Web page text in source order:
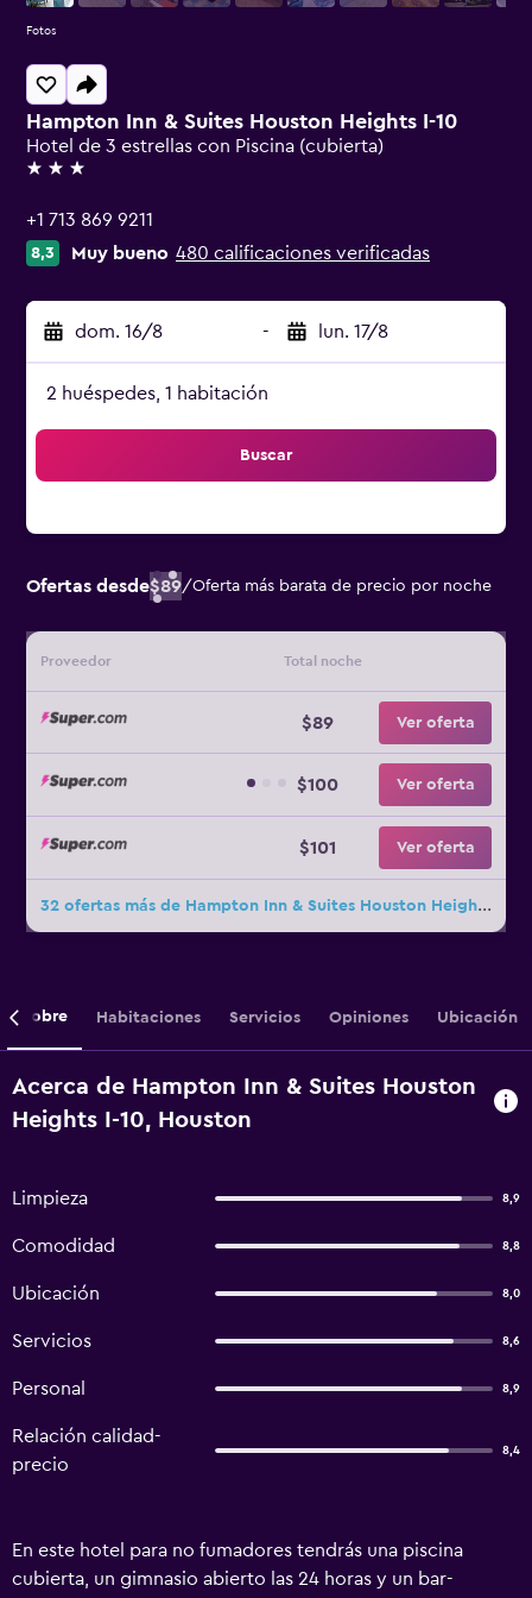
Hampton Inn & Suites Houston Heights I-10
Hotel de 3 estrellas con Piscina (cubierta)
3 estrellas
+1 713 869 9211
8,3 Muy bueno 480 calificaciones verificadas
dom. 16/8 - lun. 17/8
2 huéspedes, 1 habitación
Buscar
Ofertas desde$89/Oferta más barata de precio por noche
Proveedor Total noche
$89 Ver oferta
$100 Ver oferta
$101 Ver oferta
32 ofertas más de Hampton Inn & Suites Houston Heights I-10
Fotos
Sobre Habitaciones Servicios Opiniones Ubicación
Acerca de Hampton Inn & Suites Houston
Heights I-10, Houston
Limpieza 8,9
Comodidad 8,8
Ubicación 8,0
Servicios 8,6
Personal 8,9
Relación calidad-
precio
8,4
En este hotel para no fumadores tendrás una piscina
cubierta, un gimnasio abierto las 24 horas y un bar-